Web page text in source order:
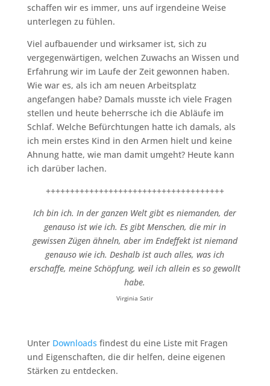
schaffen wir es immer, uns auf irgendeine Weise
unterlegen zu fühlen.
Viel aufbauender und wirksamer ist, sich zu
vergegenwärtigen, welchen Zuwachs an Wissen und
Erfahrung wir im Laufe der Zeit gewonnen haben.
Wie war es, als ich am neuen Arbeitsplatz
angefangen habe? Damals musste ich viele Fragen
stellen und heute beherrsche ich die Abläufe im
Schlaf. Welche Befürchtungen hatte ich damals, als
ich mein erstes Kind in den Armen hielt und keine
Ahnung hatte, wie man damit umgeht? Heute kann
ich darüber lachen.
+++++++++++++++++++++++++++++++++++++
Ich bin ich. In der ganzen Welt gibt es niemanden, der
genauso ist wie ich. Es gibt Menschen, die mir in
gewissen Zügen ähneln, aber im Endeffekt ist niemand
genauso wie ich. Deshalb ist auch alles, was ich
erschaffe, meine Schöpfung, weil ich allein es so gewollt
habe.
Virginia Satir
Unter Downloads findest du eine Liste mit Fragen
und Eigenschaften, die dir helfen, deine eigenen
Stärken zu entdecken.